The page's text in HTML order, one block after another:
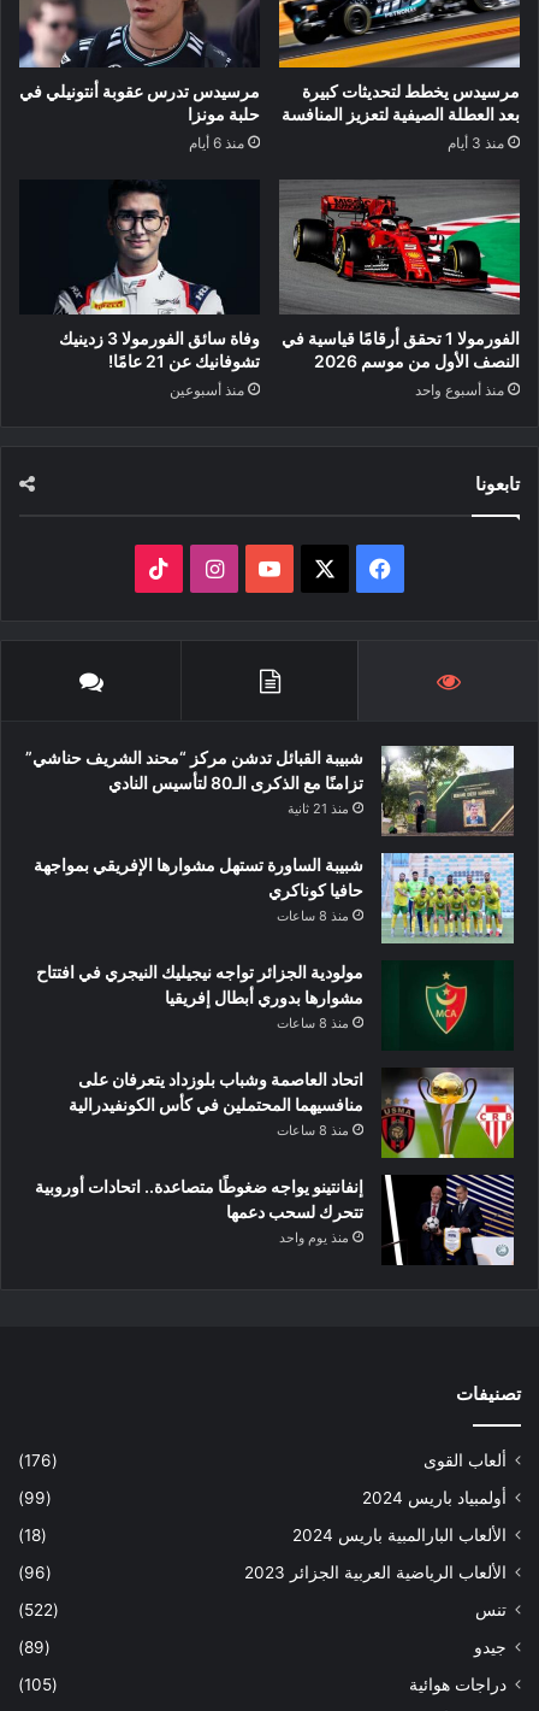
مرسيدس يخطط لتحديثات كبيرة
بعد العطلة الصيفية لتعزيز المنافسة
منذ 3 أيام
مرسيدس تدرس عقوبة أنتونيلي في
حلبة مونزا
منذ 6 أيام
الفورمولا 1 تحقق أرقامًا قياسية في
النصف الأول من موسم 2026
منذ أسبوع واحد
وفاة سائق الفورمولا 3 زدينيك
تشوفانيك عن 21 عامًا!
منذ أسبوعين
تابعونا
فيسبوك ‫YouTubeانستقرام
شبيبة القبائل تدشن مركز “محند الشريف حناشي”
تزامنًا مع الذكرى الـ80 لتأسيس النادي
منذ 21 ثانية
شبيبة الساورة تستهل مشوارها الإفريقي بمواجهة
حافيا كوناكري
منذ 8 ساعات
مولودية الجزائر تواجه نيجيليك النيجري في افتتاح
مشوارها بدوري أبطال إفريقيا
منذ 8 ساعات
اتحاد العاصمة وشباب بلوزداد يتعرفان على
منافسيهما المحتملين في كأس الكونفيدرالية
منذ 8 ساعات
إنفانتينو يواجه ضغوطًا متصاعدة.. اتحادات أوروبية
تتحرك لسحب دعمها
منذ يوم واحد
تصنيفات
ألعاب القوى
(176)
أولمبياد باريس 2024
(99)
الألعاب البارالمبية باريس 2024
(18)
الألعاب الرياضية العربية الجزائر 2023
(96)
تنس
(522)
جيدو
(89)
دراجات هوائية
(105)